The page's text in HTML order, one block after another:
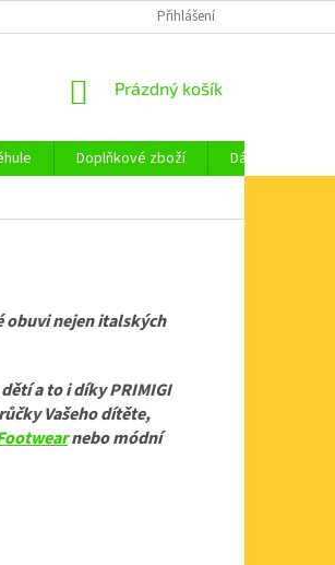
KAMENNÁ PRODEJNA
Přihlášení
NÁKUPNÍ
Prázdný košík
Doplňkové zboží
Dárkové
obuvi nejen italských
a to i díky PRIMIGI
Vašeho dítěte,
nebo módní